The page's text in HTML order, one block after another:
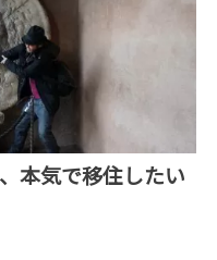
本気で移住したい